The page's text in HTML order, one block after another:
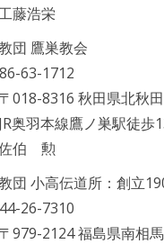
藤浩栄
団 鷹巣教会
63-1712
8316 秋田県北秋
奥羽本線鷹ノ巣駅徒歩
伯 勲
団 小高伝道所：創立
26-7310
2124 福島県南相